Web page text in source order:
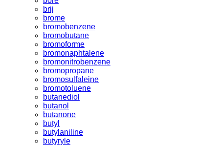
brij
brome
bromobenzene
bromobutane
bromoforme
bromonaphtalene
bromonitrobenzene
bromopropane
bromosulfaleine
bromotoluene
butanediol
butanol
butanone
butyl
butylaniline
butyryle